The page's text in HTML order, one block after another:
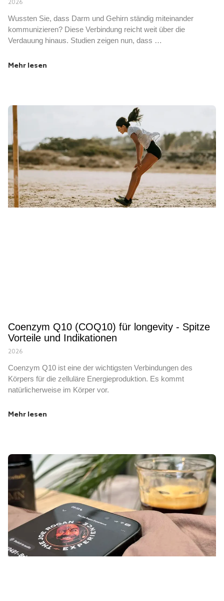
2026
Wussten Sie, dass Darm und Gehirn ständig miteinander
kommunizieren? Diese Verbindung reicht weit über die
Verdauung hinaus. Studien zeigen nun, dass …
Mehr lesen
Coenzym Q10 (COQ10) für longevity - Spitze
Vorteile und Indikationen
2026
Coenzym Q10 ist eine der wichtigsten Verbindungen des
Körpers für die zelluläre Energieproduktion. Es kommt
natürlicherweise im Körper vor.
Mehr lesen